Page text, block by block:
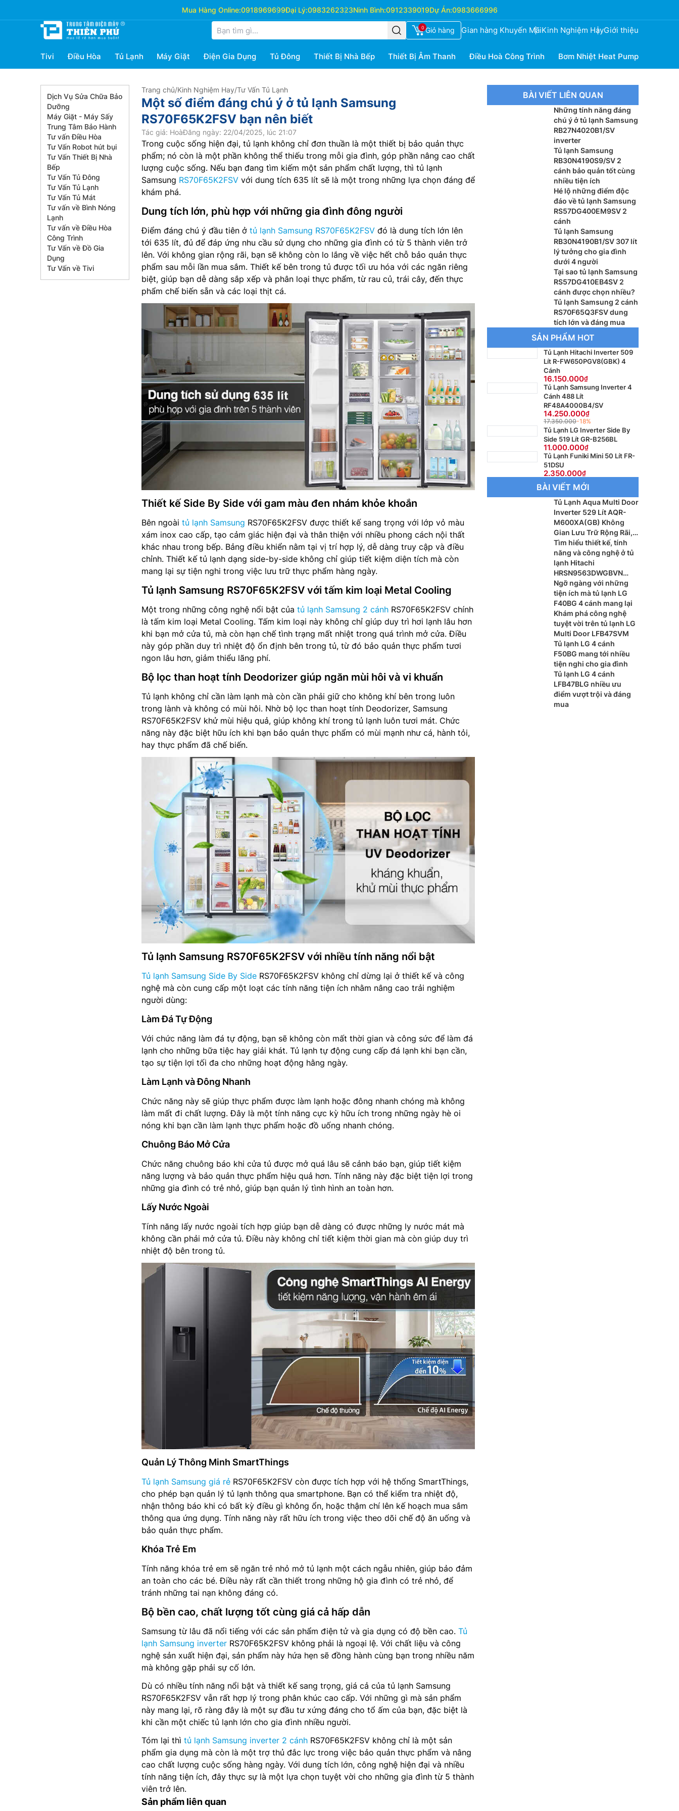
Mua Hàng Online:0918969699Đại Lý:0983262323Ninh Bình:0912339019Dự Án:0983666996
0 Giỏ hàng Gian hàng Khuyến MãiKinh Nghiệm HayGiới thiệu
Tivi Điều Hòa Tủ Lạnh Máy Giặt Điện Gia Dụng Tủ Đông Thiết Bị Nhà Bếp Thiết Bị Âm Thanh Điều Hoà Công Trình Bơm Nhiệt Heat Pump
Dịch Vụ Sửa Chữa Bảo
Dưỡng
Máy Giặt - Máy Sấy
Trung Tâm Bảo Hành
Tư vấn Điều Hòa
Tư Vấn Robot hút bụi
Tư Vấn Thiết Bị Nhà
Bếp
Tư Vấn Tủ Đông
Tư Vấn Tủ Lạnh
Tư Vấn Tủ Mát
Tư vấn về Bình Nóng
Lạnh
Tư vấn về Điều Hòa
Công Trình
Tư Vấn về Đồ Gia
Dụng
Tư Vấn về Tivi
Trang chủ/Kinh Nghiệm Hay/Tư Vấn Tủ Lạnh
Một số điểm đáng chú ý ở tủ lạnh Samsung
RS70F65K2FSV bạn nên biết
Tác giả: HoàĐăng ngày: 22/04/2025, lúc 21:07
Trong cuộc sống hiện đại, tủ lạnh không chỉ đơn thuần là một thiết bị bảo quản thực
phẩm; nó còn là một phần không thể thiếu trong mỗi gia đình, góp phần nâng cao chất
lượng cuộc sống. Nếu bạn đang tìm kiếm một sản phẩm chất lượng, thì tủ lạnh
Samsung RS70F65K2FSV với dung tích 635 lít sẽ là một trong những lựa chọn đáng để
khám phá.
Dung tích lớn, phù hợp với những gia đình đông người
Điểm đáng chú ý đầu tiên ở tủ lạnh Samsung RS70F65K2FSV đó là dung tích lớn lên
tới 635 lít, đủ để đáp ứng nhu cầu sử dụng cho những gia đình có từ 5 thành viên trở
lên. Với không gian rộng rãi, bạn sẽ không còn lo lắng về việc hết chỗ bảo quản thực
phẩm sau mỗi lần mua sắm. Thiết kế bên trong tủ được tối ưu hóa với các ngăn riêng
biệt, giúp bạn dễ dàng sắp xếp và phân loại thực phẩm, từ rau củ, trái cây, đến thực
phẩm chế biến sẵn và các loại thịt cá.
Thiết kế Side By Side với gam màu đen nhám khỏe khoắn
Bên ngoài tủ lạnh Samsung RS70F65K2FSV được thiết kế sang trọng với lớp vỏ màu
xám inox cao cấp, tạo cảm giác hiện đại và thân thiện với nhiều phong cách nội thất
khác nhau trong bếp. Bảng điều khiển nằm tại vị trí hợp lý, dễ dàng truy cập và điều
chỉnh. Thiết kế tủ lạnh dạng side-by-side không chỉ giúp tiết kiệm diện tích mà còn
mang lại sự tiện nghi trong việc lưu trữ thực phẩm hàng ngày.
Tủ lạnh Samsung RS70F65K2FSV với tấm kim loại Metal Cooling
Một trong những công nghệ nổi bật của tủ lạnh Samsung 2 cánh RS70F65K2FSV chính
là tấm kim loại Metal Cooling. Tấm kim loại này không chỉ giúp duy trì hơi lạnh lâu hơn
khi bạn mở cửa tủ, mà còn hạn chế tình trạng mất nhiệt trong quá trình mở cửa. Điều
này góp phần duy trì nhiệt độ ổn định bên trong tủ, từ đó bảo quản thực phẩm tươi
ngon lâu hơn, giảm thiểu lãng phí.
Bộ lọc than hoạt tính Deodorizer giúp ngăn mùi hôi và vi khuẩn
Tủ lạnh không chỉ cần làm lạnh mà còn cần phải giữ cho không khí bên trong luôn
trong lành và không có mùi hôi. Nhờ bộ lọc than hoạt tính Deodorizer, Samsung
RS70F65K2FSV khử mùi hiệu quả, giúp không khí trong tủ lạnh luôn tươi mát. Chức
năng này đặc biệt hữu ích khi bạn bảo quản thực phẩm có mùi mạnh như cá, hành tỏi,
hay thực phẩm đã chế biến.
Tủ lạnh Samsung RS70F65K2FSV với nhiều tính năng nổi bật
Tủ lạnh Samsung Side By Side RS70F65K2FSV không chỉ dừng lại ở thiết kế và công
nghệ mà còn cung cấp một loạt các tính năng tiện ích nhằm nâng cao trải nghiệm
người dùng:
Làm Đá Tự Động
Với chức năng làm đá tự động, bạn sẽ không còn mất thời gian và công sức để làm đá
lạnh cho những bữa tiệc hay giải khát. Tủ lạnh tự động cung cấp đá lạnh khi bạn cần,
tạo sự tiện lợi tối đa cho những hoạt động hằng ngày.
Làm Lạnh và Đông Nhanh
Chức năng này sẽ giúp thực phẩm được làm lạnh hoặc đông nhanh chóng mà không
làm mất đi chất lượng. Đây là một tính năng cực kỳ hữu ích trong những ngày hè oi
nóng khi bạn cần làm lạnh thực phẩm hoặc đồ uống nhanh chóng.
Chuông Báo Mở Cửa
Chức năng chuông báo khi cửa tủ được mở quá lâu sẽ cảnh báo bạn, giúp tiết kiệm
năng lượng và bảo quản thực phẩm hiệu quả hơn. Tính năng này đặc biệt tiện lợi trong
những gia đình có trẻ nhỏ, giúp bạn quản lý tình hình an toàn hơn.
Lấy Nước Ngoài
Tính năng lấy nước ngoài tích hợp giúp bạn dễ dàng có được những ly nước mát mà
không cần phải mở cửa tủ. Điều này không chỉ tiết kiệm thời gian mà còn giúp duy trì
nhiệt độ bên trong tủ.
Quản Lý Thông Minh SmartThings
Tủ lạnh Samsung giá rẻ RS70F65K2FSV còn được tích hợp với hệ thống SmartThings,
cho phép bạn quản lý tủ lạnh thông qua smartphone. Bạn có thể kiểm tra nhiệt độ,
nhận thông báo khi có bất kỳ điều gì không ổn, hoặc thậm chí lên kế hoạch mua sắm
thông qua ứng dụng. Tính năng này rất hữu ích trong việc theo dõi chế độ ăn uống và
bảo quản thực phẩm.
Khóa Trẻ Em
Tính năng khóa trẻ em sẽ ngăn trẻ nhỏ mở tủ lạnh một cách ngẫu nhiên, giúp bảo đảm
an toàn cho các bé. Điều này rất cần thiết trong những hộ gia đình có trẻ nhỏ, để
tránh những tai nạn không đáng có.
Bộ bền cao, chất lượng tốt cùng giá cả hấp dẫn
Samsung từ lâu đã nổi tiếng với các sản phẩm điện tử và gia dụng có độ bền cao. Tủ
lạnh Samsung inverter RS70F65K2FSV không phải là ngoại lệ. Với chất liệu và công
nghệ sản xuất hiện đại, sản phẩm này hứa hẹn sẽ đồng hành cùng bạn trong nhiều năm
mà không gặp phải sự cố lớn.
Dù có nhiều tính năng nổi bật và thiết kế sang trọng, giá cả của tủ lạnh Samsung
RS70F65K2FSV vẫn rất hợp lý trong phân khúc cao cấp. Với những gì mà sản phẩm
này mang lại, rõ ràng đây là một sự đầu tư xứng đáng cho tổ ấm của bạn, đặc biệt là
khi cần một chiếc tủ lạnh lớn cho gia đình nhiều người.
Tóm lại thì tủ lạnh Samsung inverter 2 cánh RS70F65K2FSV không chỉ là một sản
phẩm gia dụng mà còn là một trợ thủ đắc lực trong việc bảo quản thực phẩm và nâng
cao chất lượng cuộc sống hàng ngày. Với dung tích lớn, công nghệ hiện đại và nhiều
tính năng tiện ích, đây thực sự là một lựa chọn tuyệt vời cho những gia đình từ 5 thành
viên trở lên.
Sản phẩm liên quan
BÀI VIẾT LIÊN QUAN
Những tính năng đáng
chú ý ở tủ lạnh Samsung
RB27N4020B1/SV
inverter
Tủ lạnh Samsung
RB30N4190S9/SV 2
cánh bảo quản tốt cùng
nhiều tiện ích
Hé lộ những điểm độc
đáo về tủ lạnh Samsung
RS57DG400EM9SV 2
cánh
Tủ lạnh Samsung
RB30N4190B1/SV 307 lít
lý tưởng cho gia đình
dưới 4 người
Tại sao tủ lạnh Samsung
RS57DG410EB4SV 2
cánh được chọn nhiều?
Tủ lạnh Samsung 2 cánh
RS70F65Q3FSV dung
tích lớn và đáng mua
SẢN PHẨM HOT
Tủ Lạnh Hitachi Inverter 509
Lít R-FW650PGV8(GBK) 4
Cánh
16.150.000
Tủ Lạnh Samsung Inverter 4
Cánh 488 Lít
RF48A4000B4/SV
14.250.000
17.350.000-18%
Tủ Lạnh LG Inverter Side By
Side 519 Lít GR-B256BL
11.000.000
Tủ Lạnh Funiki Mini 50 Lít FR-
51DSU
2.350.000
BÀI VIẾT MỚI
Tủ Lạnh Aqua Multi Door
Inverter 529 Lít AQR-
M600XA(GB) Không
Gian Lưu Trữ Rộng Rãi,
Tiết Kiệm Điện Hiệu Quả
Tìm hiểu thiết kế, tính
năng và công nghệ ở tủ
lạnh Hitachi
HRSN9563DWGBVN
inverter
Ngỡ ngàng với những
tiện ích mà tủ lạnh LG
F40BG 4 cánh mang lại
Khám phá công nghệ
tuyệt vời trên tủ lạnh LG
Multi Door LFB47SVM
Tủ lạnh LG 4 cánh
F50BG mang tới nhiều
tiện nghi cho gia đình
Tủ lạnh LG 4 cánh
LFB47BLG nhiều ưu
điểm vượt trội và đáng
mua